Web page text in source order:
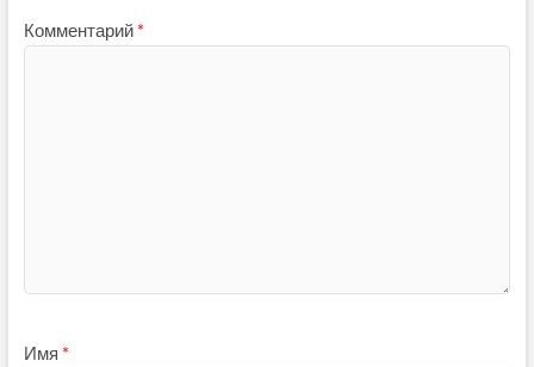
Комментарий *
Имя *